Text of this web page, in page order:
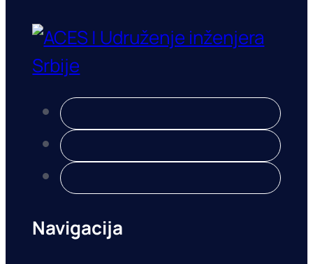
Navigacija